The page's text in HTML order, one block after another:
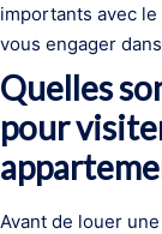
importants avec
vous engager
Quelles
pour
Avant de louer